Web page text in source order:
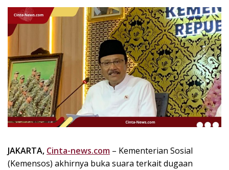
a
r
r
i
n
i
,
P
n
JAKARTA, Cinta-news.com – Kementerian Sosial
(Kemensos) akhirnya buka suara terkait dugaan